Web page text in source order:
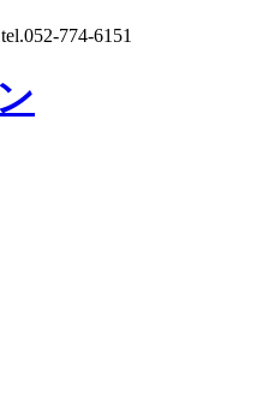
tel.052-774-6151